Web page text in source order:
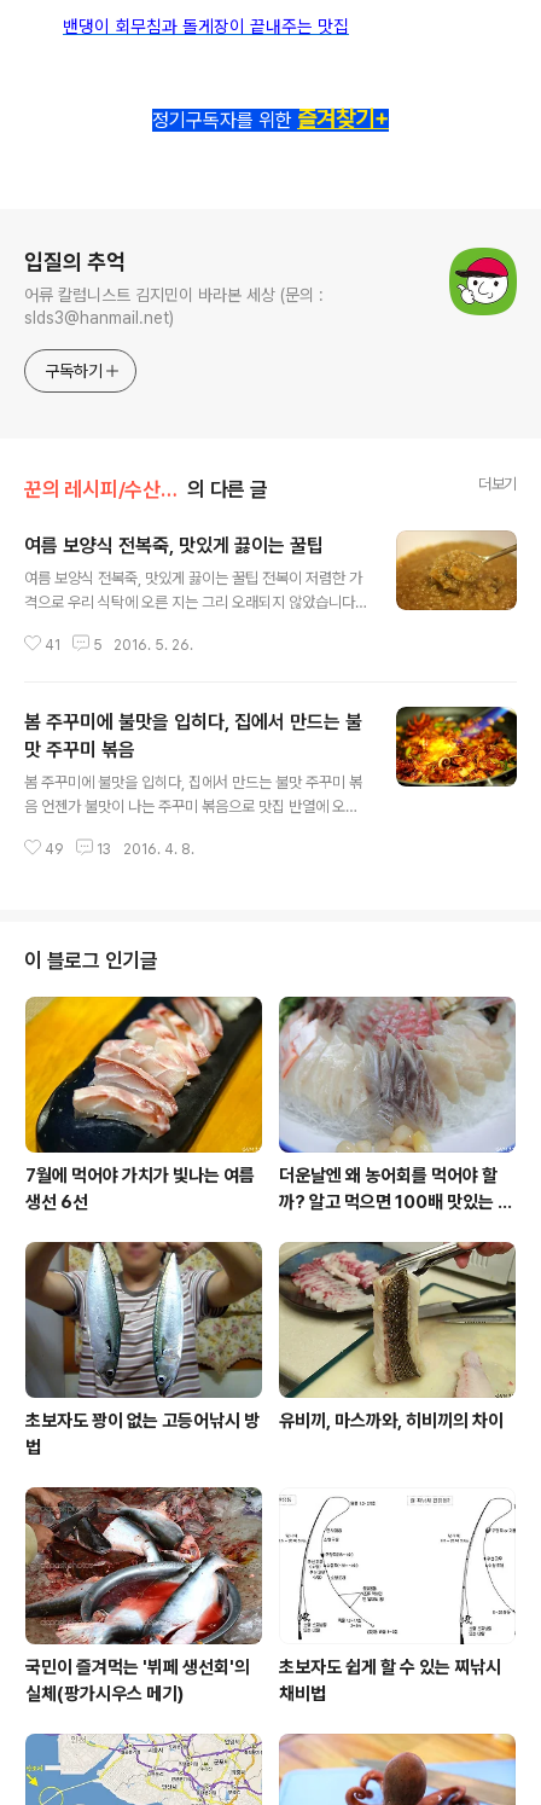
밴댕이 회무침과 돌게장이 끝내주는 맛집
정기구독자를 위한 즐겨찾기+
입질의 추억
어류 칼럼니스트 김지민이 바라본 세상 (문의 :
slds3@hanmail.net)
구독하기
꾼의 레시피/수산물 요리 의 다른 글 더보기
여름 보양식 전복죽, 맛있게 끓이는 꿀팁
여름 보양식 전복죽, 맛있게 끓이는 꿀팁 전복이 저렴한 가
격으로 우리 식탁에 오른 지는 그리 오래되지 않았습니다.
는 어린아이 주먹보다 조금 작거나 비슷한 크기의 전복을
살이 움직이고 살아있으며 다만, 그 상태로 시간이 상당수
흘렀기에 활력은 둔화된 상태가 많습니다. 수조에서 싱싱
한 전복을 고를 때는 바닥에 놓인 것보다 유리 벽에 단단히
붙은 것이 좋습니다. 전복을 유심히 보아 앞쪽에 더듬이처
럼 생긴 것이 활발히 움직이는 것이 좋고, 집으로 가져와 뒤
집어 놓았을 때도 살이 꿈틀거리는 것이 좋습니다. 전복에
41 5 2016. 5. 26.
봄 주꾸미에 불맛을 입히다, 집에서 만드는 불
맛 주꾸미 볶음
봄 주꾸미에 불맛을 입히다, 집에서 만드는 불맛 주꾸미 볶
음 언젠가 불맛이 나는 주꾸미 볶음으로 맛집 반열에 오른
는 불맛의 정석은 볶을 때 불에 그슬리게 하는 것. 그러려면
다. 그래서 생각한 것이 토치를 이용한 불맛 내기입니다. #.
불맛 주꾸미 볶음 재료(2인 기준) 주꾸미 300~400g, 양
파 1/2개, 양배추 한 주먹, 매운 고추 2개, 대파 2뿌리 #.
양념 고춧가루 3큰술, 고추장 1큰술, 다진마늘 1큰술, 진간
장 1큰술, 설탕 1큰술, 매실액 1T, 맛술 2큰술, 위스키..
49 13 2016. 4. 8.
이 블로그 인기글
7월에 먹어야 가치가 빛나는 여름
생선 6선
더운날엔 왜 농어회를 먹어야 할
까? 알고 먹으면 100배 맛있는 농
초보자도 꽝이 없는 고등어낚시 방
법
유비끼, 마스까와, 히비끼의 차이
국민이 즐겨먹는 '뷔페 생선회'의
실체(팡가시우스 메기)
초보자도 쉽게 할 수 있는 찌낚시
채비법